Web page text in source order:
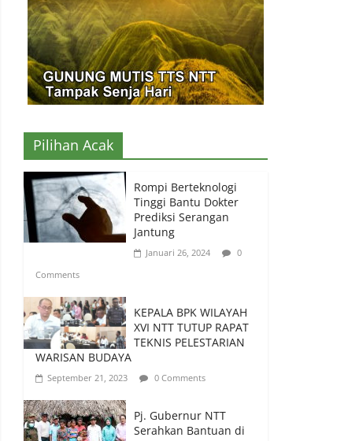
Pilihan Acak
Rompi Berteknologi
Tinggi Bantu Dokter
Prediksi Serangan
Jantung
Januari 26, 2024
0
Comments
KEPALA BPK WILAYAH
XVI NTT TUTUP RAPAT
TEKNIS PELESTARIAN
WARISAN BUDAYA
September 21, 2023 0 Comments
Pj. Gubernur NTT
Serahkan Bantuan di